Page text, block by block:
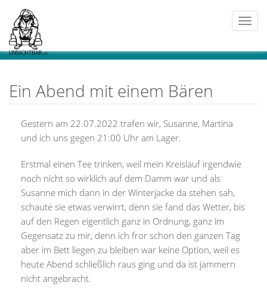
Ein Abend mit einem Bären
Gestern am 22.07.2022 trafen wir, Susanne, Martina
und ich uns gegen 21:00 Uhr am Lager.
Erstmal einen Tee trinken, weil mein Kreislauf irgendwie
noch nicht so wirklich auf dem Damm war und als
Susanne mich dann in der Winterjacke da stehen sah,
schaute sie etwas verwirrt, denn sie fand das Wetter, bis
auf den Regen eigentlich ganz in Ordnung, ganz im
Gegensatz zu mir, denn ich fror schon den ganzen Tag
aber im Bett liegen zu bleiben war keine Option, weil es
heute Abend schließlich raus ging und da ist jammern
nicht angebracht.